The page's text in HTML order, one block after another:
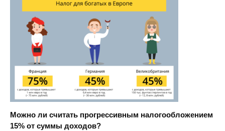
Можно ли считать прогрессивным налогообложением
15% от суммы доходов?